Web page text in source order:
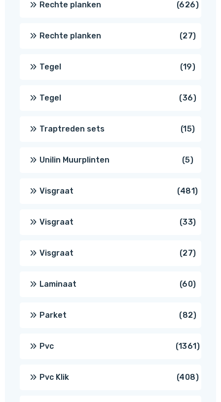
Rechte planken 626626
Rechte planken 2727
Tegel 1919
Tegel 3636
Traptreden sets 1515
Unilin Muurplinten 55
Visgraat 481481
Visgraat 3333
Visgraat 2727
Laminaat 6060
Parket 8282
Pvc 13611361
Pvc Klik 408408